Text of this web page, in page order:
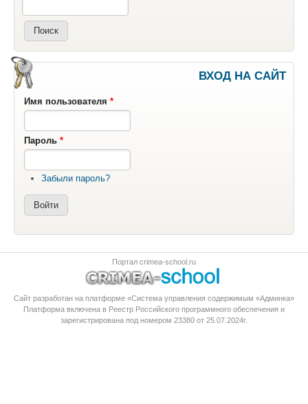
ВХОД НА САЙТ
Имя пользователя *
Пароль *
Забыли пароль?
Портал crimea-school.ru
Сайт разработан на платформе «Система управления содержимым «Админка»
Платформа включена в Реестр Российского программного обеспечения и
зарегистрирована под номером 23380 от 25.07.2024г.